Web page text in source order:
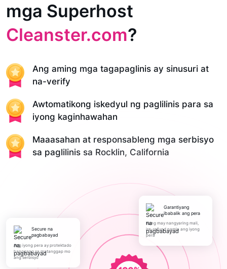
mga Superhost
Cleanster.com?
Ang aming mga tagapaglinis ay sinusuri at
na-verify
Awtomatikong iskedyul ng paglilinis para sa
iyong kaginhawahan
Maaasahan at responsableng mga serbisyo
sa paglilinis sa Rocklin, California
Secure na
pagbabayad
Ang iyong pera ay protektado
hanggang sa matanggap mo
ang serbisyo
Garantiyang
ibabalik ang pera
Kung may nangyaring mali,
ire-refund namin ang iyong
pera